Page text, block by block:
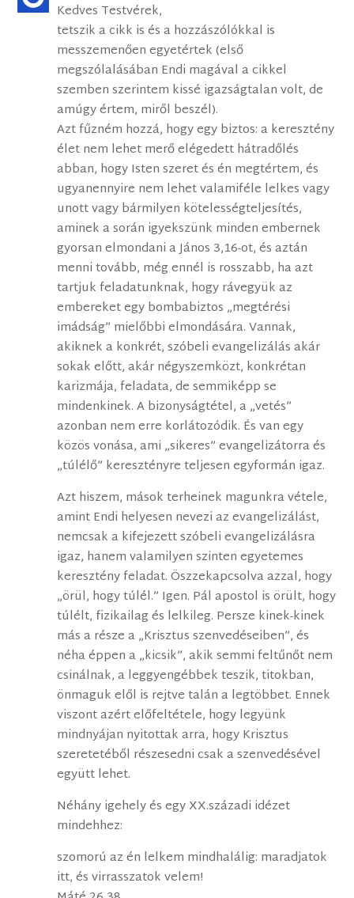
Kedves Testvérek,
tetszik a cikk is és a hozzászólókkal is
messzemenően egyetértek (első
megszólalásában Endi magával a cikkel
szemben szerintem kissé igazságtalan volt, de
amúgy értem, miről beszél).
Azt fűzném hozzá, hogy egy biztos: a keresztény
élet nem lehet merő elégedett hátradőlés
abban, hogy Isten szeret és én megtértem, és
ugyanennyire nem lehet valamiféle lelkes vagy
unott vagy bármilyen kötelességteljesítés,
aminek a során igyekszünk minden embernek
gyorsan elmondani a János 3,16-ot, és aztán
menni tovább, még ennél is rosszabb, ha azt
tartjuk feladatunknak, hogy rávegyük az
embereket egy bombabiztos „megtérési
imádság” mielőbbi elmondására. Vannak,
akiknek a konkrét, szóbeli evangelizálás akár
sokak előtt, akár négyszemközt, konkrétan
karizmája, feladata, de semmiképp se
mindenkinek. A bizonyságtétel, a „vetés”
azonban nem erre korlátozódik. És van egy
közös vonása, ami „sikeres” evangelizátorra és
„túlélő” keresztényre teljesen egyformán igaz.
Azt hiszem, mások terheinek magunkra vétele,
amint Endi helyesen nevezi az evangelizálást,
nemcsak a kifejezett szóbeli evangelizálásra
igaz, hanem valamilyen szinten egyetemes
keresztény feladat. Öszzekapcsolva azzal, hogy
„örül, hogy túlél.” Igen. Pál apostol is örült, hogy
túlélt, fizikailag és lelkileg. Persze kinek-kinek
más a része a „Krisztus szenvedéseiben”, és
néha éppen a „kicsik”, akik semmi feltűnőt nem
csinálnak, a leggyengébbek teszik, titokban,
önmaguk elől is rejtve talán a legtöbbet. Ennek
viszont azért előfeltétele, hogy legyünk
mindnyájan nyitottak arra, hogy Krisztus
szeretetéből részesedni csak a szenvedésével
együtt lehet.
Néhány igehely és egy XX.századi idézet
mindehhez:
szomorú az én lelkem mindhalálig: maradjatok
itt, és virrasszatok velem!